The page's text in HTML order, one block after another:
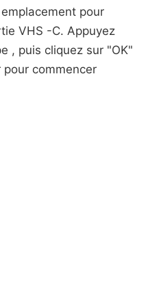
pour
VHS -C. Appuyez
, puis cliquez sur "OK"
commencer